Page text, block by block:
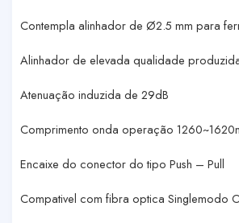
Contempla alinhador de Ø2.5 mm para
Alinhador de elevada qualidade
Atenuação induzida de 29dB
Comprimento onda operação
Encaixe do conector do tipo Push – Pull
Compativel com fibra optica Singlemodo